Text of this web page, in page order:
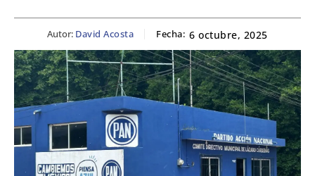
Autor: David Acosta Fecha: 6 octubre, 2025